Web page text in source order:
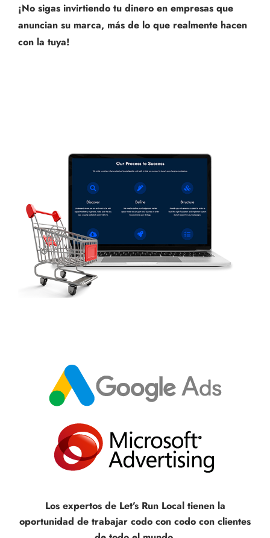
¡No sigas invirtiendo tu dinero en empresas que
anuncian su marca, más de lo que realmente hacen
con la tuya!
Los expertos de Let’s Run Local tienen la
oportunidad de trabajar codo con codo con clientes